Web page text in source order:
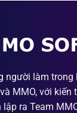
làm trong
MMO, với kiến
ra Team